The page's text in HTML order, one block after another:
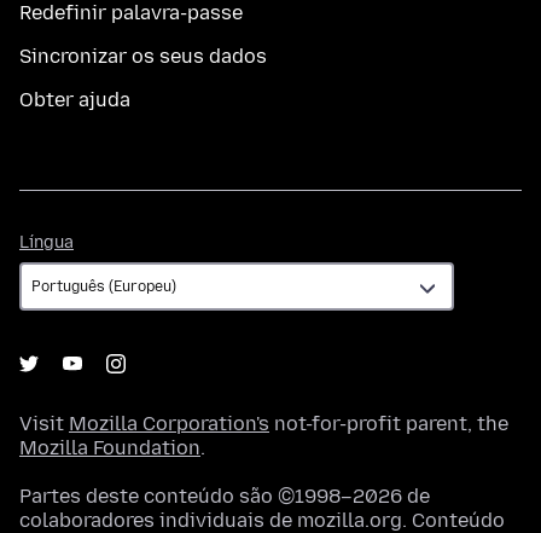
Redefinir palavra-passe
Sincronizar os seus dados
Obter ajuda
Língua
Visit Mozilla Corporation's not-for-profit parent, the
Mozilla Foundation.
Partes deste conteúdo são ©1998–2026 de
colaboradores individuais de mozilla.org. Conteúdo